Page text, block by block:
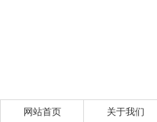
网站首页 关于我们